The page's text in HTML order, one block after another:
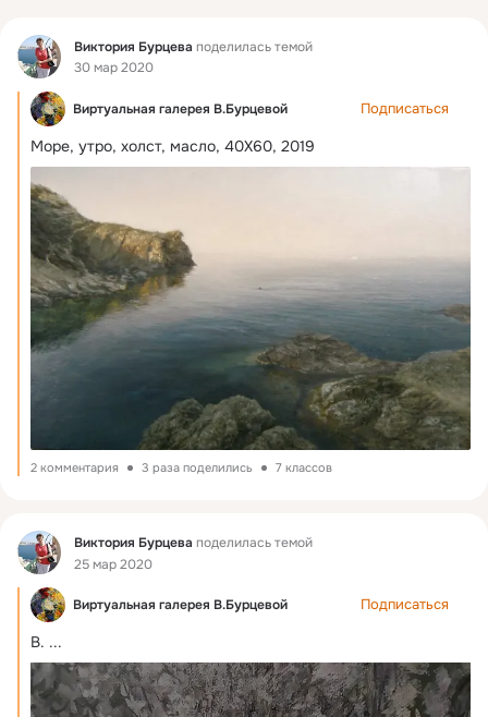
Фид Виктория Бурцева поделилась темой
30 мар 2020
Виртуальная галерея В.Бурцевой Подписаться
Море, утро, холст, масло, 40Х60, 2019
2 комментария 3 раза поделились 7 классов
Фид Виктория Бурцева поделилась темой
25 мар 2020
Виртуальная галерея В.Бурцевой Подписаться
В. ...